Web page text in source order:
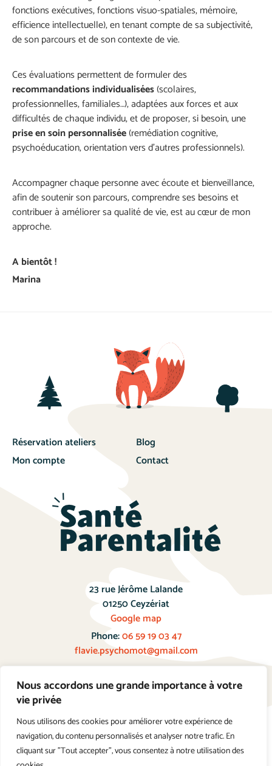
Nous accordons une grande importance à votre
vie privée
Nous utilisons des cookies pour améliorer votre expérience de
navigation, du contenu personnalisés et analyser notre trafic. En
cliquant sur "Tout accepter", vous consentez à notre utilisation des
fonctions exécutives, fonctions visuo-spatiales, mémoire,
efficience intellectuelle), en tenant compte de sa subjectivité,
de son parcours et de son contexte de vie.
Ces évaluations permettent de formuler des
recommandations individualisées(scolaires,
professionnelles, familiales…), adaptées aux forces et aux
difficultés de chaque individu, et de proposer, si besoin, une
prise en soinpersonnalisée(remédiation cognitive,
psychoéducation, orientation vers d’autres professionnels).
Accompagner chaque personne avec écoute et bienveillance,
afin de soutenir son parcours, comprendre ses besoins et
contribuer à améliorer sa qualité de vie, est au cœur de mon
approche.
A bientôt !
Marina
Réservation ateliers
Mon compte
Blog
Contact
23 rue Jérôme Lalande
01250 Ceyzériat
Google map
Phone:06 59 19 03 47
flavie.psychomot@gmail.com
Prendre Rendez-vous